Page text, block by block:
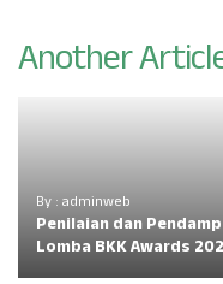
Another
By : adminweb
Penilaian dan
Lomba BKK Awards